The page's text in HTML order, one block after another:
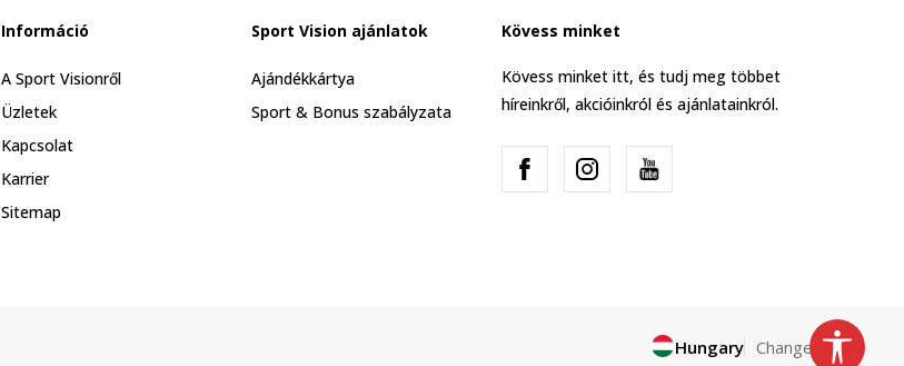
Információ
A Sport Visionről
Üzletek
Kapcsolat
Karrier
Sitemap
Sport Vision ajánlatok
Ajándékkártya
Sport & Bonus szabályzata
Kövess minket
Kövess minket itt, és tudj meg többet
híreinkről, akcióinkról és ajánlatainkról.
Hungary Change